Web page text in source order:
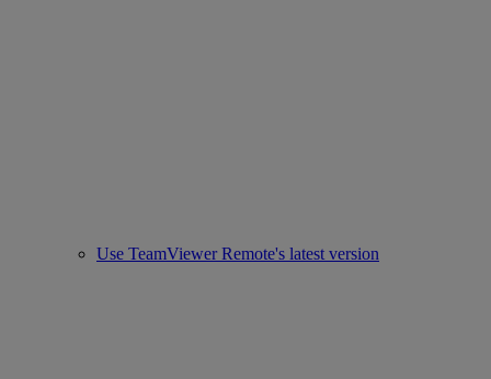
Use TeamViewer Remote's latest version